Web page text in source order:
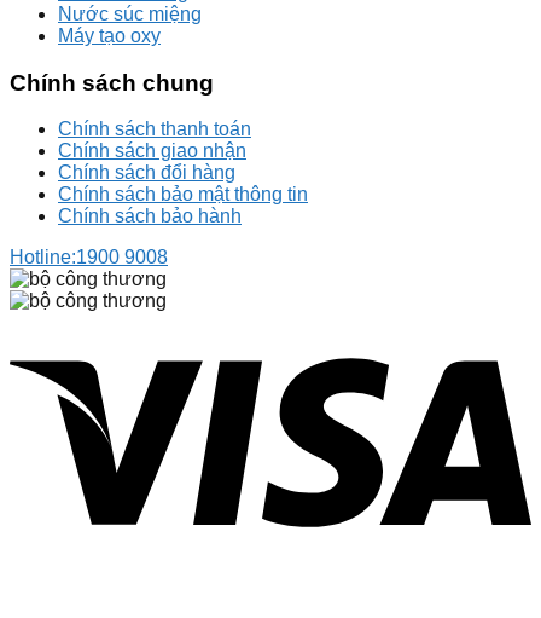
Nước súc miệng
Máy tạo oxy
Chính sách chung
Chính sách thanh toán
Chính sách giao nhận
Chính sách đổi hàng
Chính sách bảo mật thông tin
Chính sách bảo hành
Hotline:1900 9008